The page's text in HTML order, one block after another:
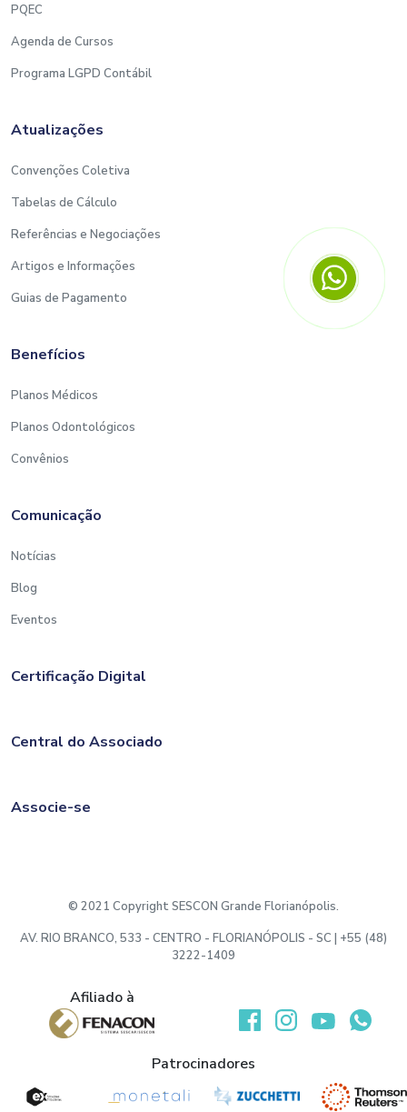
PQEC
Agenda de Cursos
Programa LGPD Contábil
Atualizações
Convenções Coletiva
Tabelas de Cálculo
Referências e Negociações
Artigos e Informações
Guias de Pagamento
Benefícios
Planos Médicos
Planos Odontológicos
Convênios
Comunicação
Notícias
Blog
Eventos
Certificação Digital
Central do Associado
Associe-se
© 2021 Copyright SESCON Grande Florianópolis.
AV. RIO BRANCO, 533 - CENTRO - FLORIANÓPOLIS - SC | +55 (48)
3222-1409
Afiliado à
Desenvolvido por:
Patrocinadores